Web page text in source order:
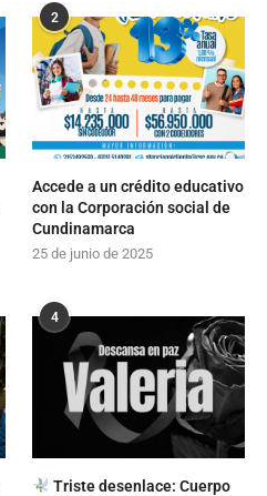
2
Accede a un crédito educativo
con la Corporación social de
Cundinamarca
25 de junio de 2025
4
Triste desenlace: Cuerpo